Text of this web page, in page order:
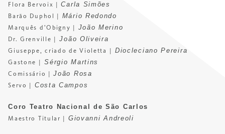
Flora Bervoix |Carla Simões
Barão Duphol | Mário Redondo
Marquês d’Obigny | João Merino
Dr. Grenville | João Oliveira
Giuseppe, criado de Violetta | Diocleciano Pereira
Gastone | Sérgio Martins
Comissário |João Rosa
Servo | Costa Campos
Coro Teatro Nacional de São Carlos
Maestro Titular | Giovanni Andreoli